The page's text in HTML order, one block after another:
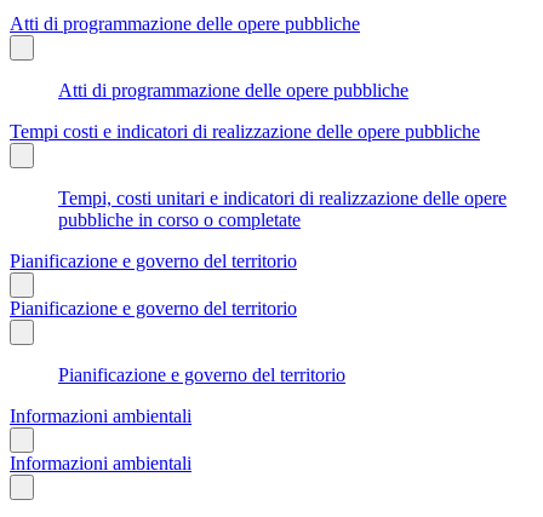
Atti di programmazione delle opere pubbliche
Atti di programmazione delle opere pubbliche
Tempi costi e indicatori di realizzazione delle opere pubbliche
Tempi, costi unitari e indicatori di realizzazione delle opere
pubbliche in corso o completate
Pianificazione e governo del territorio
Pianificazione e governo del territorio
Pianificazione e governo del territorio
Informazioni ambientali
Informazioni ambientali